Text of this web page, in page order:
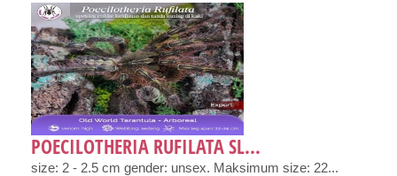
POECILOTHERIA RUFILATA SL...
size: 2 - 2.5 cm gender: unsex. Maksimum size: 22...